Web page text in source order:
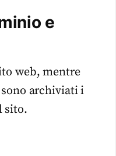
e
web, mentre
archiviati i
sito.